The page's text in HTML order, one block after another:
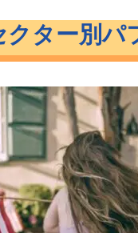
ンス
ンス
ンス
ス
ターン比較
クター別パ